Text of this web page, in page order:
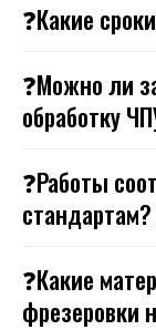
❓Какие
❓Можно ли
обработку
❓Работы
❓Какие
фрезеровки